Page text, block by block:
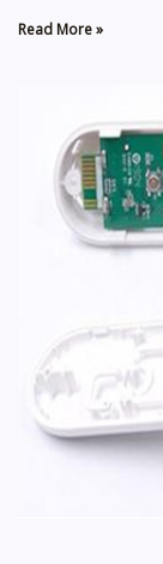
Read More »